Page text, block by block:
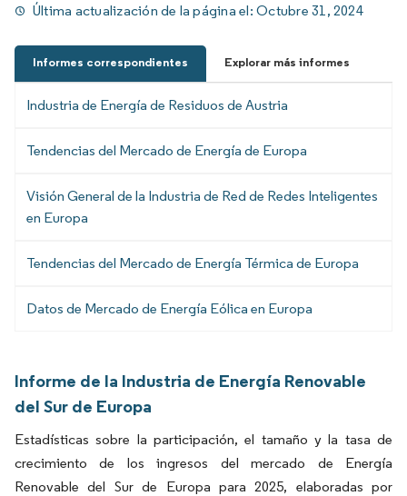
Última actualización de la página el:Octubre 31, 2024
Informes correspondientes Explorar más informes
Industria de Energía de Residuos de Austria
Tendencias del Mercado de Energía de Europa
Visión General de la Industria de Red de Redes Inteligentes
en Europa
Tendencias del Mercado de Energía Térmica de Europa
Datos de Mercado de Energía Eólica en Europa
Informe de la Industria de Energía Renovable
del Sur de Europa
Estadísticas sobre la participación, el tamaño y la tasa de
crecimiento de los ingresos del mercado de Energía
Renovable del Sur de Europa para 2025, elaboradas por